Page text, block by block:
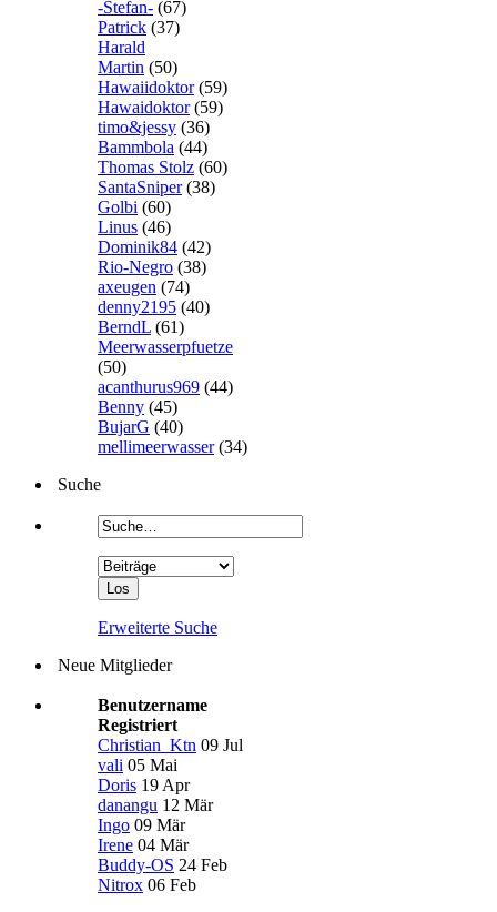
-Stefan- (67)
Patrick (37)
Harald
Martin (50)
Hawaiidoktor (59)
Hawaidoktor (59)
timo&jessy (36)
Bammbola (44)
Thomas Stolz (60)
SantaSniper (38)
Golbi (60)
Linus (46)
Dominik84 (42)
Rio-Negro (38)
axeugen (74)
denny2195 (40)
BerndL (61)
Meerwasserpfuetze
(50)
acanthurus969 (44)
Benny (45)
BujarG (40)
mellimeerwasser (34)
Suche
Erweiterte Suche
Neue Mitglieder
Benutzername
Registriert
Christian_Ktn 09 Jul
vali 05 Mai
Doris 19 Apr
danangu 12 Mär
Ingo 09 Mär
Irene 04 Mär
Buddy-OS 24 Feb
Nitrox 06 Feb